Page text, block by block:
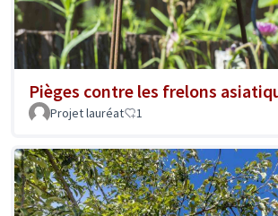
Pièges contre les frelons
Projet lauréat 1